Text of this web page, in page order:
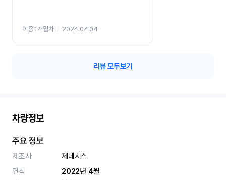
이용 1개월차ㅣ 2024.04.04
리뷰 모두보기
차량정보
주요 정보
제조사
제네시스
연식
2022년 4월